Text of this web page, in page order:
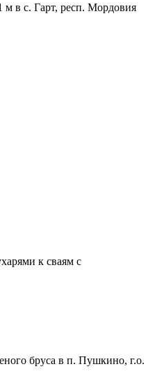
м в с. Гарт, респ. Мордовия
к сваям с
бруса в п. Пушкино, г.о.